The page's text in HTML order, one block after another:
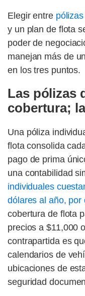
Elegir entre
y un plan de flota
poder de
manejan más de
en los tres puntos.
Las pólizas
cobertura;
Una póliza
flota consolida
pago de prima
una contabilidad
individuales
dólares al año, por
cobertura de flota
precios a $11,000
contrapartida es
calendarios de
ubicaciones de
seguridad